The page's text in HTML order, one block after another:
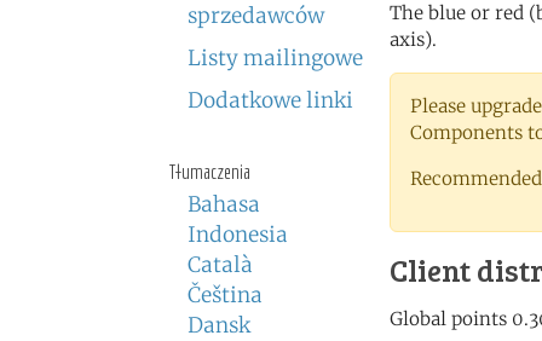
sprzedawców
Listy mailingowe
Dodatkowe linki
Tłumaczenia
Bahasa
Indonesia
Català
Čeština
Dansk
The blue or red
axis).
Please
Components
Client